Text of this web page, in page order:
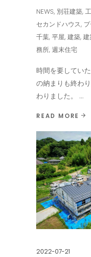
NEWS, 別荘建築,
セカンドハウス,
千葉, 平屋, 建築, 建
務所, 週末住宅
時間を要してい
の納まりも終わ
わりました。
READ MORE
2022-07-21